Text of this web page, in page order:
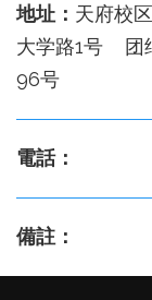
地址： 天府校
大学路1号 团
96号
電話：
備註：